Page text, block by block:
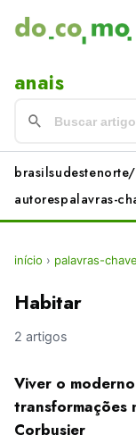
anais
brasilsudeste
autorespalavras-
início › palavras-chave
Habitar
2 artigos
Viver o
transformações
Corbusier